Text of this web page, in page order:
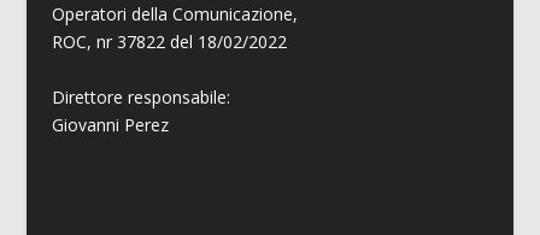
Operatori della Comunicazione,
ROC, nr 37822 del 18/02/2022
Direttore responsabile:
Giovanni Perez